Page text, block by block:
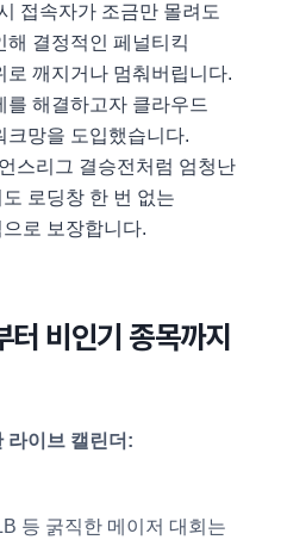
접속자가 조금만 몰려도
결정적인 페널티킥
로 깨지거나 멈춰버립니다.
를 해결하고자 클라우드
크망을 도입했습니다.
스리그 결승전처럼 엄청난
로딩창 한 번 없는
로 보장합니다.
비인기 종목까지
라이브 캘린더:
등 굵직한 메이저 대회는